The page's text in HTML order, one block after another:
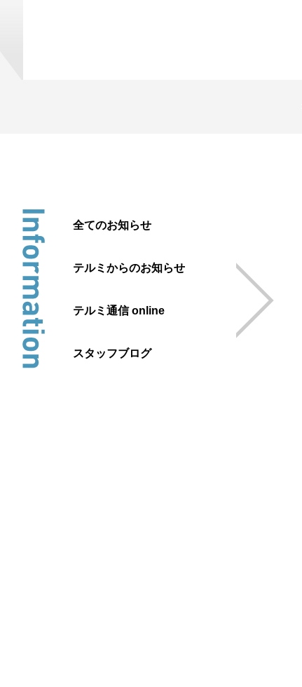
全てのお知らせ
テルミからのお知らせ
テルミ通信 online
スタッフブログ